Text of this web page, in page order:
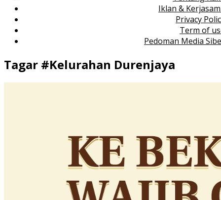
Iklan &
Privacy
Term of
Pedoman Media
Tagar #Kelurahan Durenjaya